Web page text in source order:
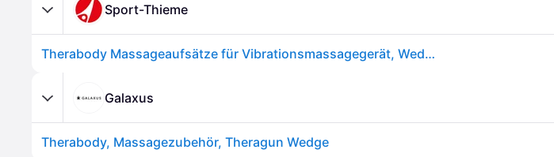
Sport-Thieme
Therabody Massageaufsätze für Vibrationsmassagegerät, Wedge
Galaxus
Therabody, Massagezubehör, Theragun Wedge